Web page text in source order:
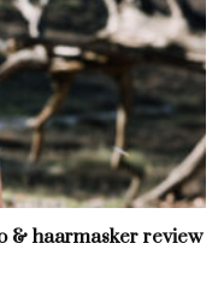
& haarmasker review